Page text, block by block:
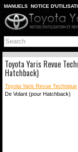
MANUELS NOTICE
PLAN DU SITE
CHERCHER
Toyota Yaris Revue
Hatchback)
Toyota Yaris Revue Technique
De Volant (pour Hatchback)